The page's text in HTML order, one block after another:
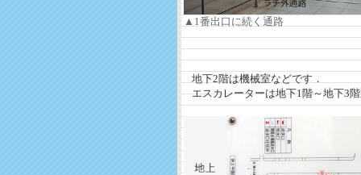
▲1番出口に続く通路
地下2階は機械室などです．
エスカレーターは地下1階～地下3階